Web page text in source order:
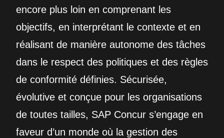
encore plus loin en comprenant les
objectifs, en interprétant le contexte et en
réalisant de manière autonome des tâches
dans le respect des politiques et des règles
de conformité définies. Sécurisée,
évolutive et conçue pour les organisations
de toutes tailles, SAP Concur s’engage en
faveur d’un monde où la gestion des